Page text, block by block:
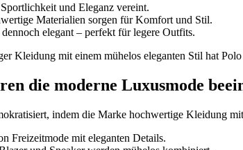
und Eleganz vereint.
Materialien sorgen für Komfort und Stil.
elegant – perfekt für legere Outfits.
Kleidung mit einem mühelos eleganten Stil hat
die moderne Luxusmode
indem die Marke hochwertige Kleidung
Freizeitmode mit eleganten Details.